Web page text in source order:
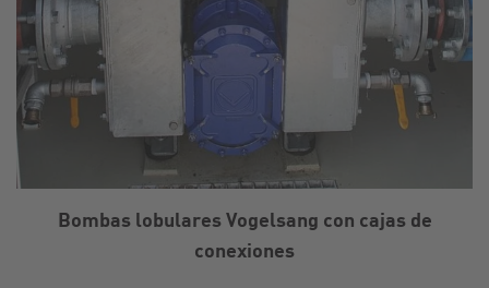
Bombas lobulares Vogelsang con cajas de
conexiones